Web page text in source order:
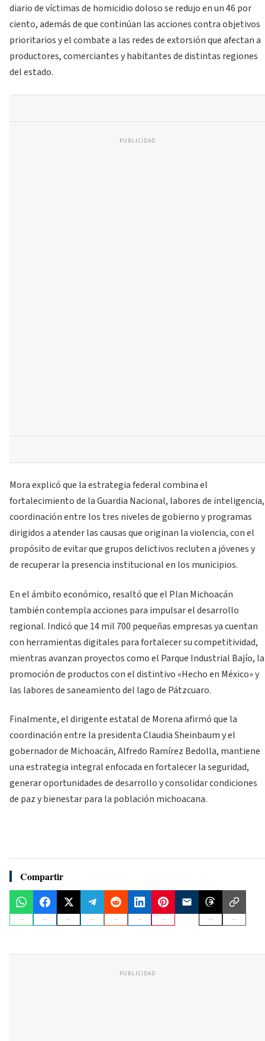
diario de víctimas de homicidio doloso se redujo en un 46 por
ciento, además de que continúan las acciones contra objetivos
prioritarios y el combate a las redes de extorsión que afectan a
productores, comerciantes y habitantes de distintas regiones
del estado.
PUBLICIDAD
Mora explicó que la estrategia federal combina el
fortalecimiento de la Guardia Nacional, labores de inteligencia,
coordinación entre los tres niveles de gobierno y programas
dirigidos a atender las causas que originan la violencia, con el
propósito de evitar que grupos delictivos recluten a jóvenes y
de recuperar la presencia institucional en los municipios.
En el ámbito económico, resaltó que el Plan Michoacán
también contempla acciones para impulsar el desarrollo
regional. Indicó que 14 mil 700 pequeñas empresas ya cuentan
con herramientas digitales para fortalecer su competitividad,
mientras avanzan proyectos como el Parque Industrial Bajío, la
promoción de productos con el distintivo «Hecho en México» y
las labores de saneamiento del lago de Pátzcuaro.
Finalmente, el dirigente estatal de Morena afirmó que la
coordinación entre la presidenta Claudia Sheinbaum y el
gobernador de Michoacán, Alfredo Ramírez Bedolla, mantiene
una estrategia integral enfocada en fortalecer la seguridad,
generar oportunidades de desarrollo y consolidar condiciones
de paz y bienestar para la población michoacana.
Compartir
PUBLICIDAD